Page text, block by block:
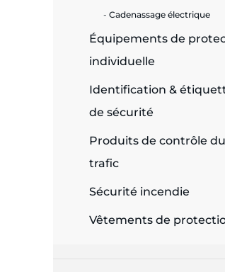
Cadenassage électrique
Équipements de
individuelle
Identification &
de sécurité
Produits de contrôle du
trafic
Sécurité incendie
Vêtements de